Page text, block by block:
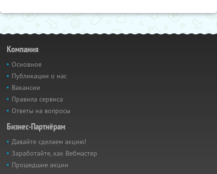
Компания
Основное
Публикации о нас
Вакансии
Правила сервиса
Ответы на вопросы
Бизнес-Партнёрам
Давайте сделаем акцию!
Заработайте, как Вебмастер
Прошедшие акции